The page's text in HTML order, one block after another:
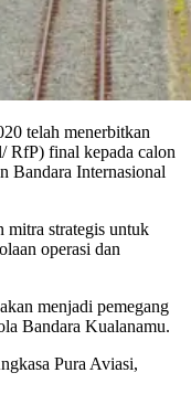
telah menerbitkan
RfP) final kepada calon
Bandara Internasional
strategis untuk
operasi dan
menjadi pemegang
Bandara Kualanamu.
Pura Aviasi,